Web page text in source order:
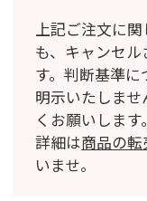
上記ご注文に
も、キャンセ
す。判断基準に
明示いたしま
くお願いします。
詳細は商品の
いませ。